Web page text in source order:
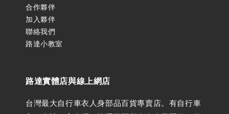
合作夥伴
加入夥伴
聯絡我們
路達小教室
路達實體店與線上網店
台灣最大自行車衣人身部品百貨專賣店。有自行車